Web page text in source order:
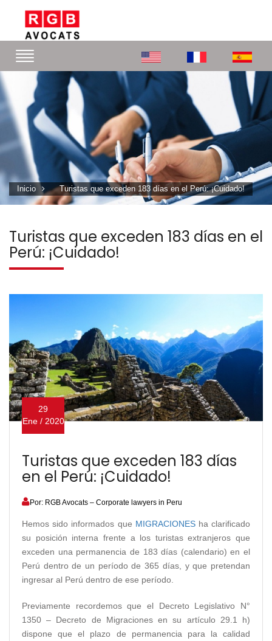
Inicio Turistas que exceden 183 días en el Perú: ¡Cuidado!
Turistas que exceden 183 días en el
Perú: ¡Cuidado!
Turistas que exceden 183 días
en el Perú: ¡Cuidado!
29
Ene / 2020
Por: RGB Avocats – Corporate lawyers in Peru
Hemos sido informados que MIGRACIONESha clarificado
su posición interna frente a los turistas extranjeros que
exceden una permanencia de 183 días (calendario) en el
Perú dentro de un período de 365 días, y que pretendan
ingresar al Perú dentro de ese período.
Previamente recordemos que el Decreto Legislativo N°
1350 – Decreto de Migraciones en su artículo 29.1 h)
dispone que el plazo de permanencia para la calidad